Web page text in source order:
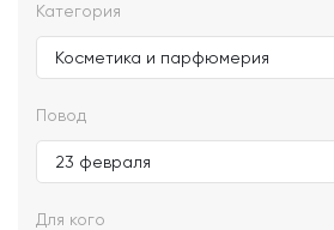
Категория
Повод
Для кого